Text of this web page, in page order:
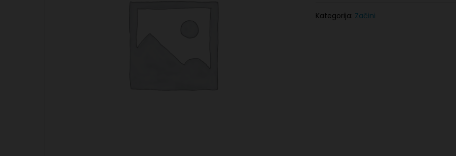
Kategorija: Začini